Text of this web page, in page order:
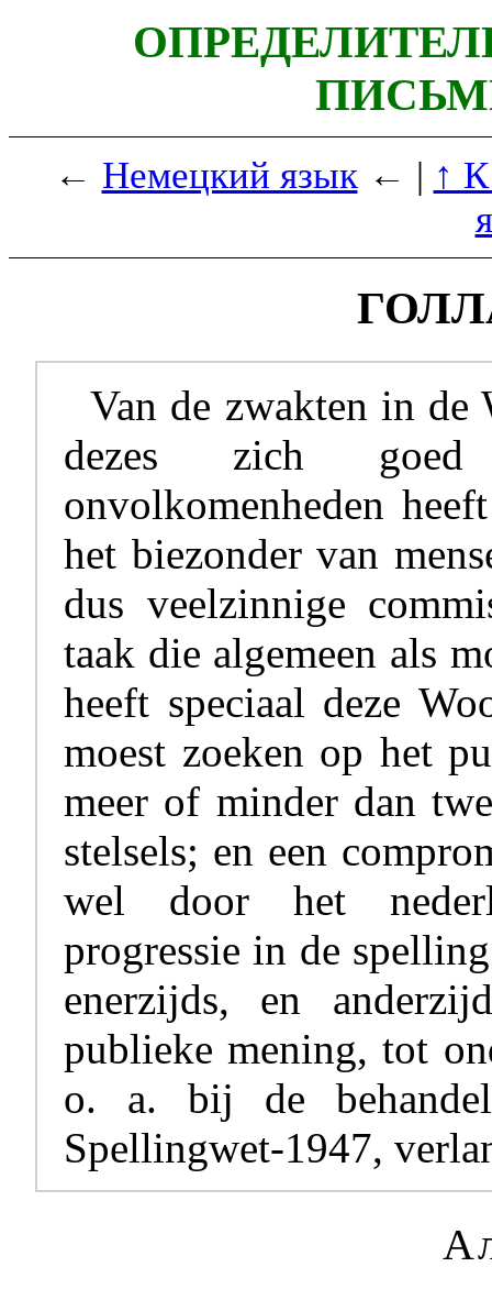
← Немецкий язык← | ↑
Van de zwakten in
dezes zich
onvolkomenheden
het biezonder van
dus veelzinnige
taak die algemeen als
heeft speciaal deze
moest zoeken op het
meer of minder dan
stelsels; en een
wel door het
progressie in de
enerzijds, en
publieke mening, tot
o. a. bij de
Spellingwet-1947,